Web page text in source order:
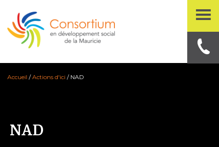
Accueil /Actions d'ici / NAD
NAD